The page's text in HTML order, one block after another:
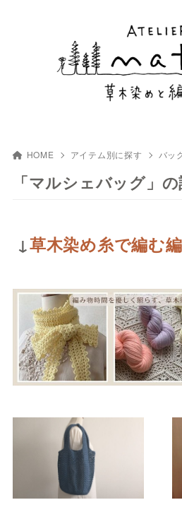
HOME アイテム別に探す バッ
「マルシェバッグ」
↓草木染め糸で編む